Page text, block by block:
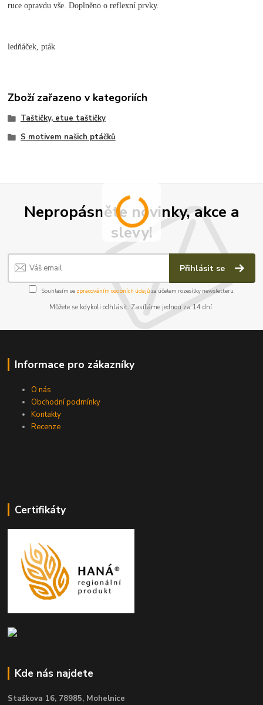
ruce opravdu vše. Doplněno o reflexní prvky.
ledňáček, pták
Zboží zařazeno v kategoriích
Taštičky, etue taštičky
S motivem našich ptáčků
Nepropásněte novinky, akce a
slevy!
Přihlásit se
Souhlasím se zpracováním osobních údajůza účelem rozesílky newsletteru.
Můžete se kdykoli odhlásit. Zasíláme jednou za 14 dní.
Informace pro zákazníky
O nás
Obchodní podmínky
Kontakty
Recenze
Certifikáty
Kde nás najdete
Staškova 16, 78985, Mohelnice